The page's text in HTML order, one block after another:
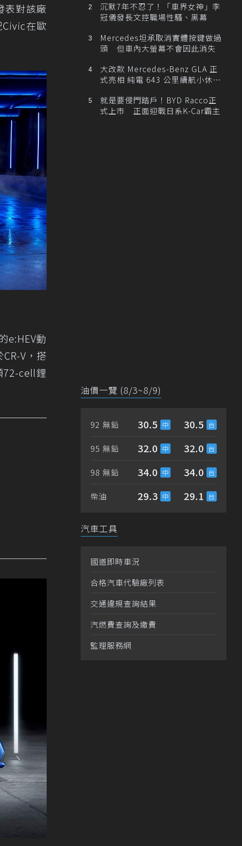
表對該廠
在歐
e:HEV動
V，搭
72-cell鋰
沉默7年不忍了！「車界女神」李
冠儀發長文控職場性騷、黑幕
Mercedes坦承取消實體按鍵做過
頭 但車內大螢幕不會因此消失
大改款 Mercedes-Benz GLA 正
式亮相 純電 643 公里續航小休
就是要侵門踏戶！BYD Racco正
式上市 正面迎戰日系K-Car霸主
油價一覽 (8/3~8/9)
92 無鉛 30.5 30.5
95 無鉛 32.0 32.0
98 無鉛 34.0 34.0
柴油 29.3 29.1
汽車工具
國道即時車況
合格汽車代驗廠列表
交通違規查詢結果
汽燃費查詢及繳費
監理服務網